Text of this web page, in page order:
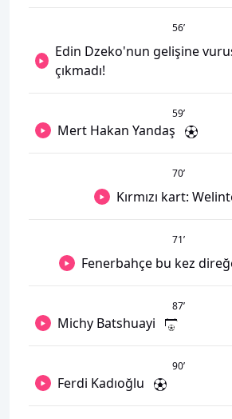
56’
Edin Dzeko'nun gelişine
çıkmadı!
59’
Mert Hakan Yandaş
70’
Kırmızı kart:
71’
Fenerbahçe bu kez
87’
Michy Batshuayi
90’
Ferdi Kadıoğlu